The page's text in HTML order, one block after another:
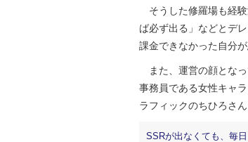
そうした修羅場も経験
ば必ず出る」などとデ
課金できなかった自分
また、運営の顔とな
事務員である女性キャ
ラフィックのちひろさ
SSRが出なくても、毎